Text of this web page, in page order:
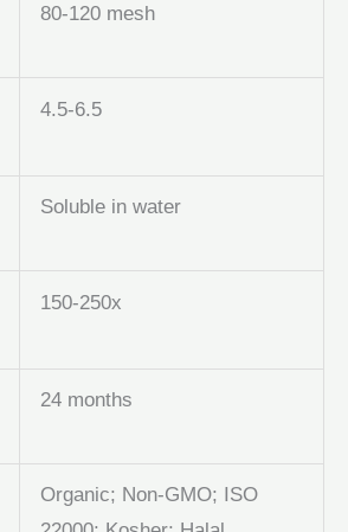
80-120 mesh
4.5-6.5
Soluble in water
150-250x
24 months
Organic; Non-GMO; ISO